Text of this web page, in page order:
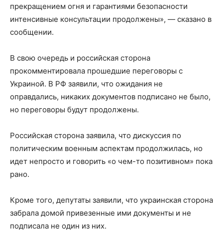
прекращением огня и гарантиями безопасности
интенсивные консультации продолжены», — сказано в
сообщении.
В свою очередь и российская сторона
прокомментировала прошедшие переговоры с
Украиной. В РФ заявили, что ожидания не
оправдались, никаких документов подписано не было,
но переговоры будут продолжены.
Российская сторона заявила, что дискуссия по
политическим военным аспектам продолжилась, но
идет непросто и говорить «о чем-то позитивном» пока
рано.
Кроме того, депутаты заявили, что украинская сторона
забрала домой привезенные ими документы и не
подписала не один из них.